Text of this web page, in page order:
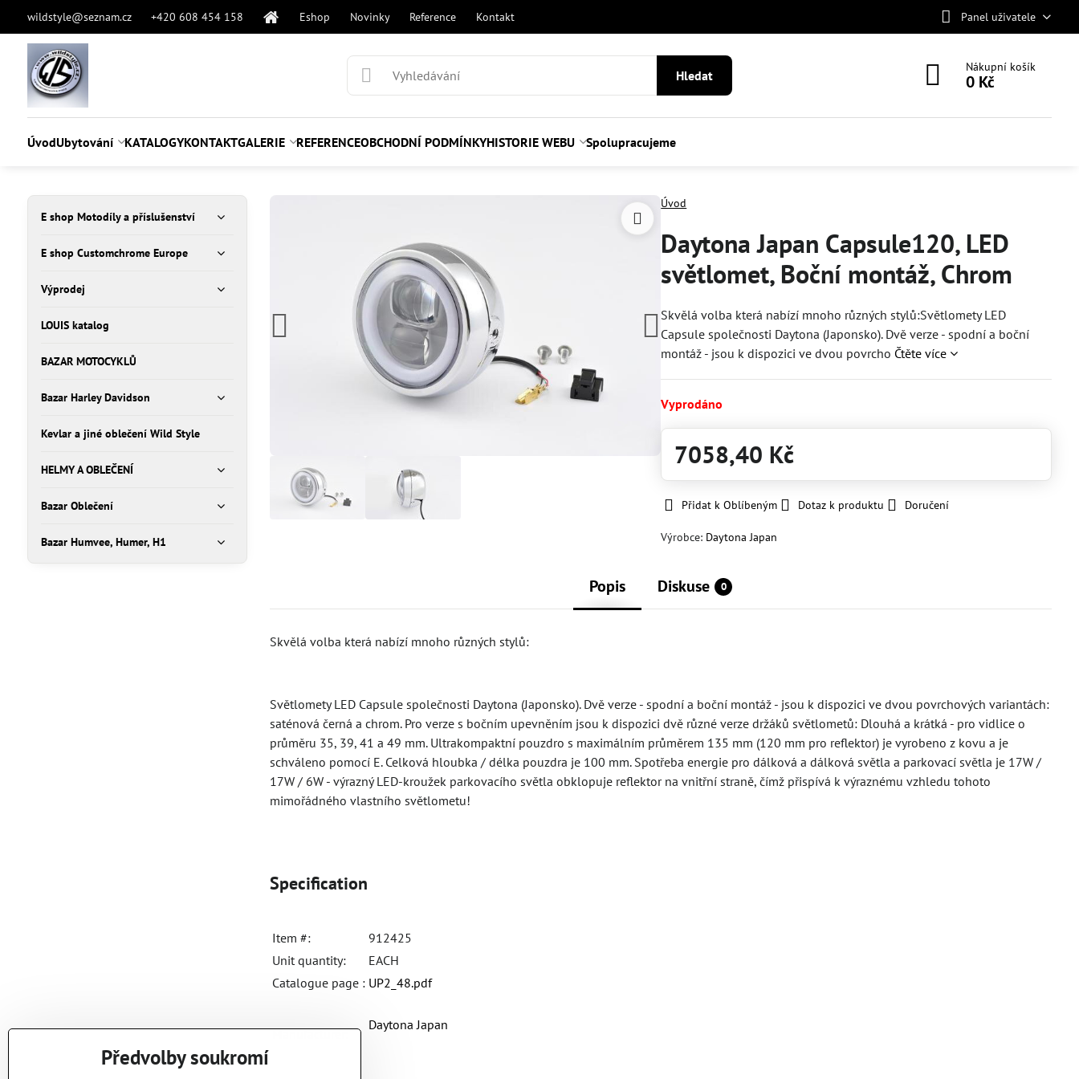
wildstyle@seznam.cz +420 608 454 158 Eshop Novinky Reference Kontakt Panel uživatele
Hledat
Nákupní košík
0 Kč
ÚvodUbytování KATALOGYKONTAKTGALERIE REFERENCEOBCHODNÍ PODMÍNKYHISTORIE WEBU Spolupracujeme
Úvod
Daytona Japan Capsule120, LED
světlomet, Boční montáž, Chrom
Skvělá volba která nabízí mnoho různých stylů:Světlomety LED
Capsule společnosti Daytona (Japonsko). Dvě verze - spodní a boční
montáž - jsou k dispozici ve dvou povrcho Čtěte více
Vyprodáno
7058,40 Kč
Přidat k Oblíbeným Dotaz k produktu Doručení
Výrobce: Daytona Japan
Popis Diskuse 0
Skvělá volba která nabízí mnoho různých stylů:
Světlomety LED Capsule společnosti Daytona (Japonsko). Dvě verze - spodní a boční montáž - jsou k dispozici ve dvou povrchových variantách:
saténová černá a chrom. Pro verze s bočním upevněním jsou k dispozici dvě různé verze držáků světlometů: Dlouhá a krátká - pro vidlice o
průměru 35, 39, 41 a 49 mm. Ultrakompaktní pouzdro s maximálním průměrem 135 mm (120 mm pro reflektor) je vyrobeno z kovu a je
schváleno pomocí E. Celková hloubka / délka pouzdra je 100 mm. Spotřeba energie pro dálková a dálková světla a parkovací světla je 17W /
17W / 6W - výrazný LED-kroužek parkovacího světla obklopuje reflektor na vnitřní straně, čímž přispívá k výraznému vzhledu tohoto
mimořádného vlastního světlometu!
Specification
Item #:
912425
Unit quantity:
EACH
Catalogue page : UP2_48.pdf
Manufacturer:
Daytona Japan
E shop Motodíly a příslušenství
E shop Customchrome Europe
Výprodej
LOUIS katalog
BAZAR MOTOCYKLŮ
Bazar Harley Davidson
Kevlar a jiné oblečení Wild Style
HELMY A OBLEČENÍ
Bazar Oblečení
Bazar Humvee, Humer, H1
Předvolby soukromí